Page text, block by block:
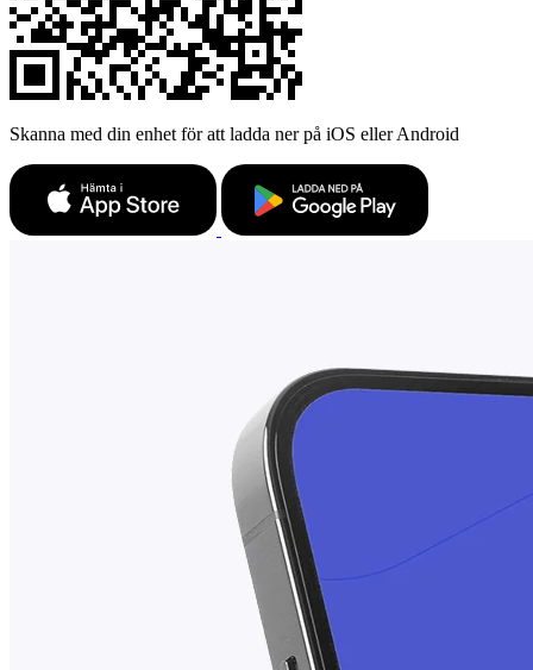
Skanna med din enhet för att ladda ner på iOS eller Android